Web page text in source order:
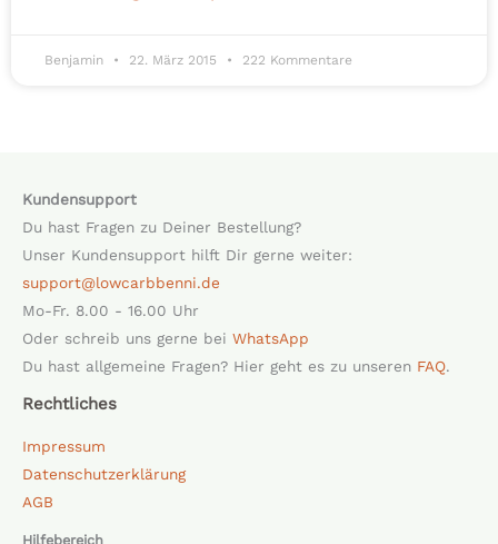
Benjamin 22. März 2015 222 Kommentare
Kundensupport
Du hast Fragen zu Deiner Bestellung?
Unser Kundensupport hilft Dir gerne weiter:
support@lowcarbbenni.de
Mo-Fr. 8.00 - 16.00 Uhr
Oder schreib uns gerne bei WhatsApp
Du hast allgemeine Fragen? Hier geht es zu unseren FAQ.
Rechtliches
Impressum
Datenschutzerklärung
AGB
Hilfebereich